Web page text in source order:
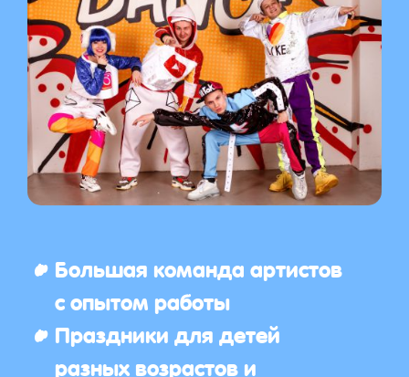
Большая команда артистов
с опытом работы
Праздники для детей
разных возрастов и